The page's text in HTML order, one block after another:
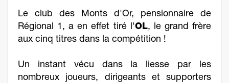
Le club des Monts d'Or, pensionnaire de
Régional 1, a en effet tiré l'OL, le grand frère
aux cinq titres dans la compétition !
Un instant vécu dans la liesse par les
nombreux joueurs, dirigeants et supporters